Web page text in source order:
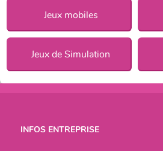
Jeux mobiles
Jeux de Simulation
INFOS ENTREPRISE